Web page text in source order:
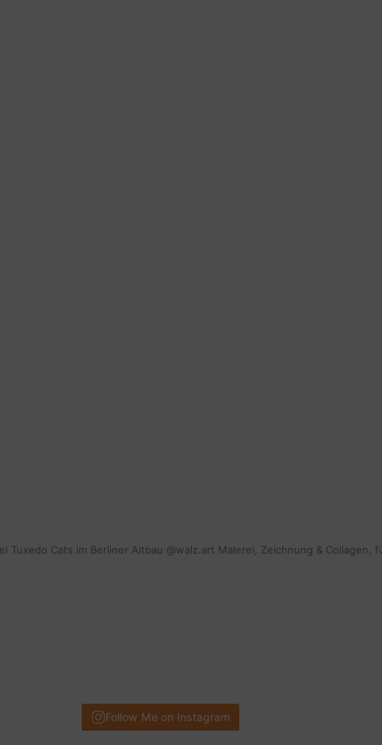
Tuxedo Cats im Berliner Altbau @walz.art Malerei, Zeichnung & Collagen,
Follow Me on Instagram